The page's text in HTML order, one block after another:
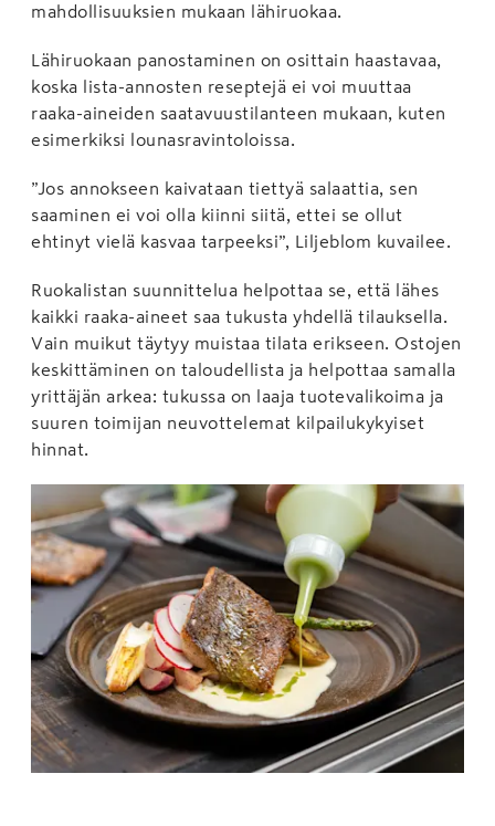
mahdollisuuksien mukaan lähiruokaa.
Lähiruokaan panostaminen on osittain haastavaa,
koska lista-annosten reseptejä ei voi muuttaa
raaka-aineiden saatavuustilanteen mukaan, kuten
esimerkiksi lounasravintoloissa.
”Jos annokseen kaivataan tiettyä salaattia, sen
saaminen ei voi olla kiinni siitä, ettei se ollut
ehtinyt vielä kasvaa tarpeeksi”, Liljeblom kuvailee.
Ruokalistan suunnittelua helpottaa se, että lähes
kaikki raaka-aineet saa tukusta yhdellä tilauksella.
Vain muikut täytyy muistaa tilata erikseen. Ostojen
keskittäminen on taloudellista ja helpottaa samalla
yrittäjän arkea: tukussa on laaja tuotevalikoima ja
suuren toimijan neuvottelemat kilpailukykyiset
hinnat.